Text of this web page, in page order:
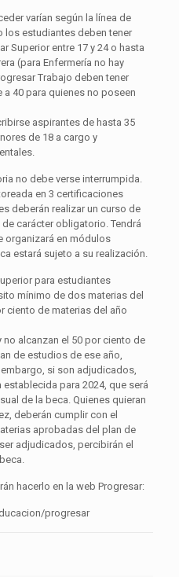
varían según la línea de
los estudiantes deben tener
Superior entre 17 y 24 o hasta
(para Enfermería no hay
Trabajo deben tener
a 40 para quienes no poseen
aspirantes de hasta 35
de 18 a cargo y
no debe verse interrumpida.
en 3 certificaciones
deberán realizar un curso de
carácter obligatorio. Tendrá
organizará en módulos
estará sujeto a su realización.
para estudiantes
mínimo de dos materias del
ciento de materias del año
no alcanzan el 50 por ciento de
de estudios de ese año,
si son adjudicados,
para 2024, que será
de la beca. Quienes quieran
deberán cumplir con el
aprobadas del plan de
adjudicados, percibirán el
hacerlo en la web Progresar:
progresar